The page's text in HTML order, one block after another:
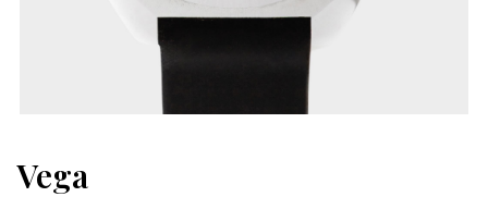
Vega